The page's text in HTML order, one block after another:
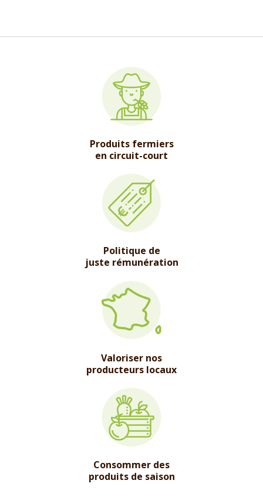
Produits fermiers
en circuit-court
Politique de
juste rémunération
Valoriser nos
producteurs locaux
Consommer des
produits de saison